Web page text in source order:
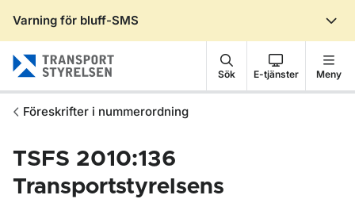
Varning för bluff-SMS
Sök E-tjänster Meny
Föreskrifter i nummerordning
TSFS 2010:136
Transportstyrelsens